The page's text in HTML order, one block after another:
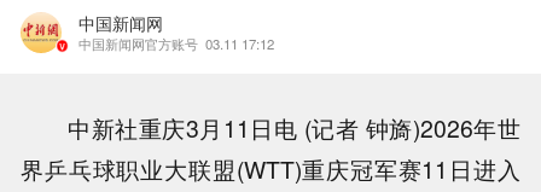
中国新闻网
中国新闻网官方账号 03.11 17:12
中新社重庆3月11日电 (记者 钟旖)2026年世
界乒乓球职业大联盟(WTT)重庆冠军赛11日进入